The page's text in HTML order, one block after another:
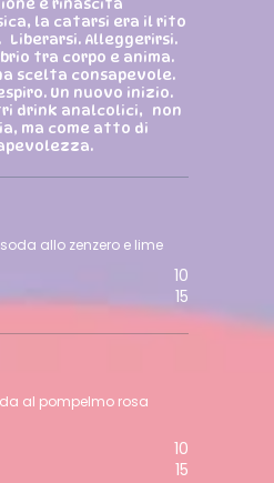
la catarsi era il rito
Alleggerirsi.
tra corpo e anima.
scelta consapevole.
Un nuovo inizio.
drink analcolici, non
ma come atto di
allo zenzero e lime
10
15
al pompelmo rosa
10
15